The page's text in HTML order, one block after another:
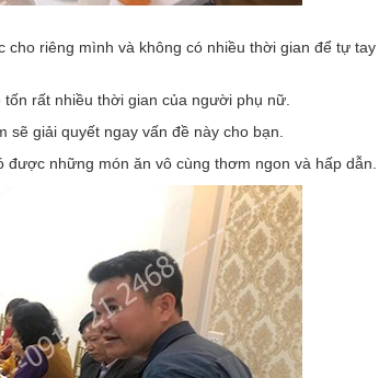
riêng mình và không có nhiều thời gian để tự tay
rất nhiều thời gian của người phụ nữ.
sẽ giải quyết ngay vấn đề này cho bạn.
những món ăn vô cùng thơm ngon và hấp dẫn.